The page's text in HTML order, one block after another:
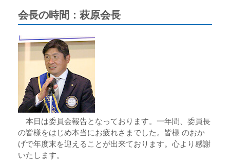
会長の時間：萩原会長
本日は委員会報告となっております。一年間、委員長
の皆様をはじめ本当にお疲れさまでした。皆様 のおか
げで年度末を迎えることが出来ております。心より感謝
いたします。